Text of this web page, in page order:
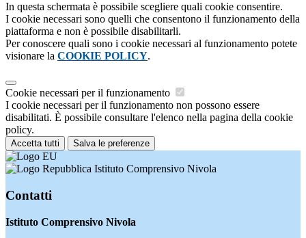
In questa schermata è possibile scegliere quali cookie consentire.
I cookie necessari sono quelli che consentono il funzionamento della
piattaforma e non è possibile disabilitarli.
Per conoscere quali sono i cookie necessari al funzionamento potete
visionare la COOKIE POLICY.
Cookie necessari per il funzionamento
I cookie necessari per il funzionamento non possono essere
disabilitati. È possibile consultare l'elenco nella pagina della cookie
policy.
Accetta tutti Salva le preferenze
Istituto Comprensivo Nivola
Contatti
Istituto Comprensivo Nivola